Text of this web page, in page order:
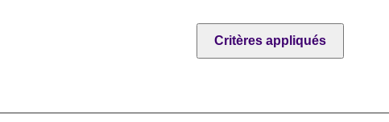
Critères appliqués